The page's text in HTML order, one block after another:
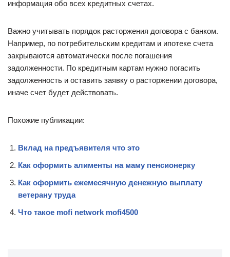
информация обо всех кредитных счетах.
Важно учитывать порядок расторжения договора с банком.
Например, по потребительским кредитам и ипотеке счета
закрываются автоматически после погашения
задолженности. По кредитным картам нужно погасить
задолженность и оставить заявку о расторжении договора,
иначе счет будет действовать.
Похожие публикации:
Вклад на предъявителя что это
Как оформить алименты на маму пенсионерку
Как оформить ежемесячную денежную выплату
ветерану труда
Что такое mofi network mofi4500